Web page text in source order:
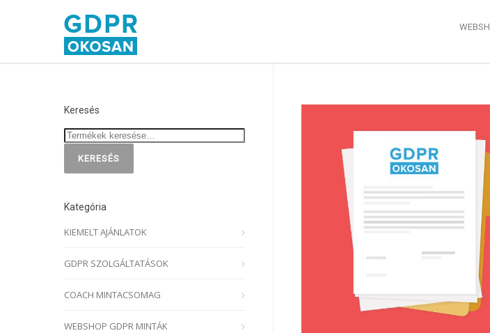
Keresés
KERESÉS
Kategória
KIEMELT AJÁNLATOK
GDPR SZOLGÁLTATÁSOK
COACH MINTACSOMAG
WEBSHOP GDPR MINTÁK